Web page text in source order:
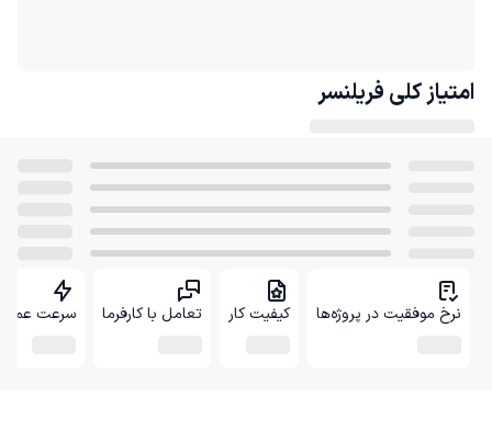
امتیاز کلی فریلنسر
نرخ موفقیت در پروژه‌ها کیفیت کار تعامل با کارفرما سرعت عمل